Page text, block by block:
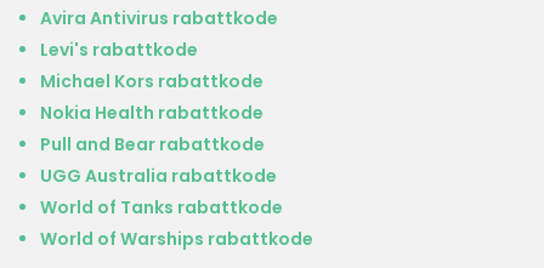
Avira Antivirus rabattkode
Levi's rabattkode
Michael Kors rabattkode
Nokia Health rabattkode
Pull and Bear rabattkode
UGG Australia rabattkode
World of Tanks rabattkode
World of Warships rabattkode